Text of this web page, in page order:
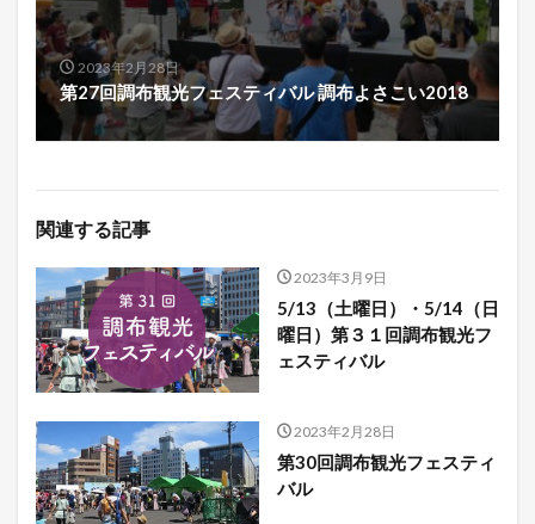
2023年2月28日
第27回調布観光フェスティバル 調布よさこい2018
関連する記事
2023年3月9日
5/13（土曜日）・5/14（日
曜日）第３１回調布観光フ
ェスティバル
2023年2月28日
第30回調布観光フェスティ
バル